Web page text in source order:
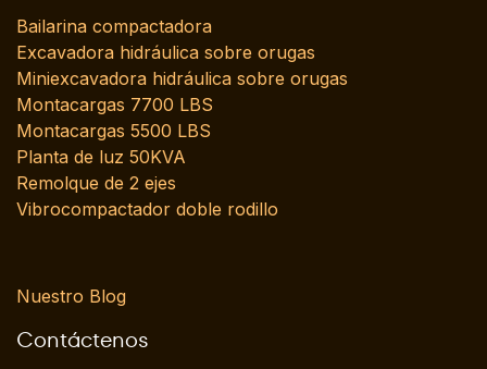
Bailarina compactadora
Excavadora hidráulica sobre orugas
Miniexcavadora hidráulica sobre orugas
Montacargas 7700 LBS
Montacargas 5500 LBS
Planta de luz 50KVA
Remolque de 2 ejes
Vibrocompactador doble rodillo
Nuestro Blog
Contáctenos